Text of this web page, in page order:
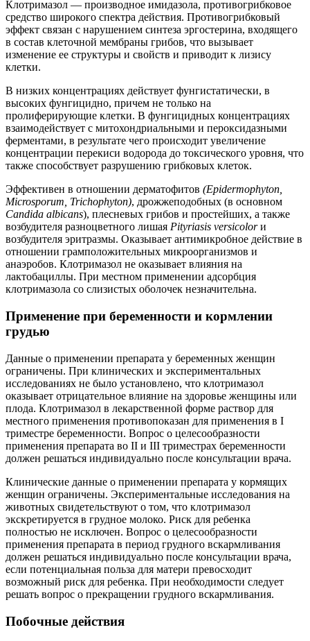
Клотримазол — производное имидазола, противогрибковое
средство широкого спектра действия. Противогрибковый
эффект связан с нарушением синтеза эргостерина, входящего
в состав клеточной мембраны грибов, что вызывает
изменение ее структуры и свойств и приводит к лизису
клетки.
В низких концентрациях действует фунгистатически, в
высоких фунгицидно, причем не только на
пролиферирующие клетки. В фунгицидных концентрациях
взаимодействует с митохондриальными и пероксидазными
ферментами, в результате чего происходит увеличение
концентрации перекиси водорода до токсического уровня, что
также способствует разрушению грибковых клеток.
Эффективен в отношении дерматофитов (Epidermophyton,
Microsporum, Trichophyton), дрожжеподобных (в основном
Candida albicans), плесневых грибов и простейших, а также
возбудителя разноцветного лишая Pityriasis versicolorи
возбудителя эритразмы. Оказывает антимикробное действие в
отношении грамположительных микроорганизмов и
анаэробов. Клотримазол не оказывает влияния на
лактобациллы. При местном применении адсорбция
клотримазола со слизистых оболочек незначительна.
Применение при беременности и кормлении
грудью
Данные о применении препарата у беременных женщин
ограничены. При клинических и экспериментальных
исследованиях не было установлено, что клотримазол
оказывает отрицательное влияние на здоровье женщины или
плода. Клотримазол в лекарственной форме раствор для
местного применения противопоказан для применения в I
триместре беременности. Вопрос о целесообразности
применения препарата во II и III триместрах беременности
должен решаться индивидуально после консультации врача.
Клинические данные о применении препарата у кормящих
женщин ограничены. Экспериментальные исследования на
животных свидетельствуют о том, что клотримазол
экскретируется в грудное молоко. Риск для ребенка
полностью не исключен. Вопрос о целесообразности
применения препарата в период грудного вскармливания
должен решаться индивидуально после консультации врача,
если потенциальная польза для матери превосходит
возможный риск для ребенка. При необходимости следует
решать вопрос о прекращении грудного вскармливания.
Побочные действия